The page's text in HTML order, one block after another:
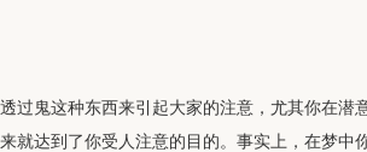
鬼这种东西来引起大家的注意，尤其你在潜
就达到了你受人注意的目的。事实上，在梦中